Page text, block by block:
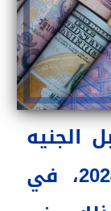
الجنيه
اليوم الاحد 21 يناير 2024، في